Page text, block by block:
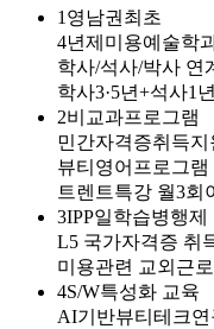
1 영남권최초
4년제미용예술학
학사/석사/박사 연
학사3·5년+석사1
2비교과프로그램
민간자격증취득지
뷰티영어프로그램
트렌트특강 월3회
3IPP일학습병행제
L5 국가자격증 취
미용관련 교외근
4S/W특성화 교육
AI기반뷰티테크연